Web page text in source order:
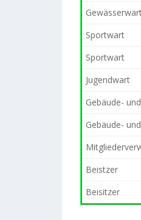
Sportwart
Sportwart
Jugendwart
Gebäude-
Gebäude-
Beistzer
Beisitzer